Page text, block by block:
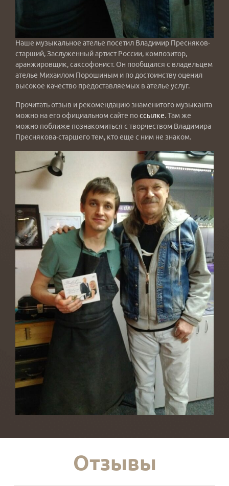
Наше музыкальное ателье посетил Владимир Пресняков-
старший, Заслуженный артист России, композитор,
аранжировщик, саксофонист. Он пообщался с владельцем
ателье Михаилом Порошиным и по достоинству оценил
высокое качество предоставляемых в ателье услуг.
Прочитать отзыв и рекомендацию знаменитого музыканта
можно на его официальном сайте поссылке. Там же
можно поближе познакомиться с творчеством Владимира
Преснякова-старшего тем, кто еще с ним не знаком.
Отзывы